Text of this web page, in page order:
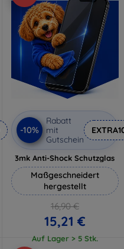
-10%
Rabatt
mit
Gutschein
3mk Anti-Shock Schutzglas
Maßgeschneidert
hergestellt
16,90 €
15,21 €
Auf Lager > 5 Stk.